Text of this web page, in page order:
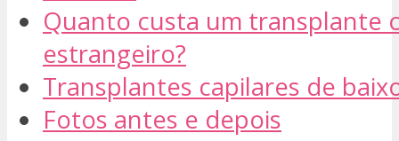
Quanto custa um transplante
estrangeiro?
Transplantes capilares de
Fotos antes e depois